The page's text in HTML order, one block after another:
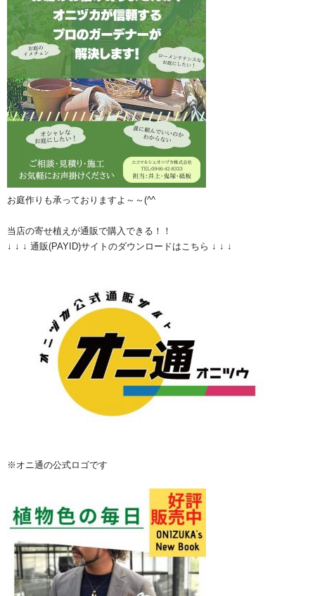
お庭作りも承っておりますよ～～(^^ゞ
当店の寄せ植えが通販で購入できる！！
↓ ↓ ↓ 通販(PAYID)サイトのダウンロードはこちら ↓ ↓ ↓
※オニ通の公式ロゴです